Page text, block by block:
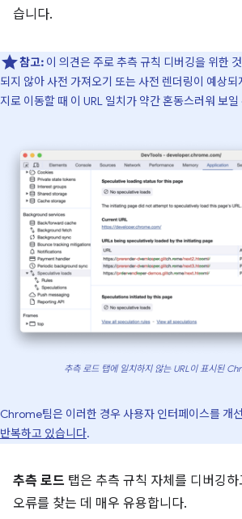
습니다.
참고: 이 의견은 주로 추측 규칙 디버깅을 위한
되지 않아 사전 가져오기 또는 사전 렌더링이 예상되
지로 이동할 때 이 URL 일치가 약간 혼동스러워 보
추측 로드 탭에 일치하지 않는 URL이 표시된
Chrome팀은 이러한 경우 사용자 인터페이스를 개
반복하고 있습니다.
추측 로드 탭은 추측 규칙 자체를 디버깅
오류를 찾는 데 매우 유용합니다.